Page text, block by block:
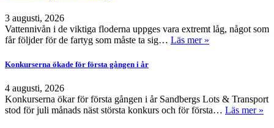
3 augusti, 2026
Vattennivån i de viktiga floderna uppges vara extremt låg, något som
får följder för de fartyg som måste ta sig… Läs mer »
Konkurserna ökade för första gången i år
4 augusti, 2026
Konkurserna ökar för första gången i år Sandbergs Lots & Transport
stod för juli månads näst största konkurs och för första… Läs mer »